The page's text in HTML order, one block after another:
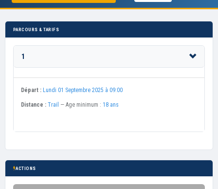
PARCOURS & TARIFS
1
Départ : Lundi 01 Septembre 2025 à 09:00
Distance : Trail — Age minimum : 18 ans
ACTIONS